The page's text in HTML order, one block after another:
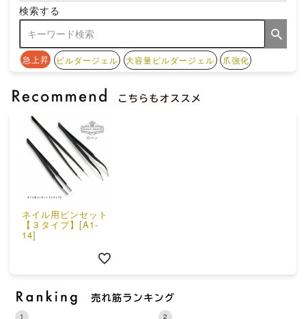
検索する
急上昇 ビルダージェル 大容量ビルダージェル 爪強化
ネイル用ピンセット
【３タイプ】[A1-
14]
1 2